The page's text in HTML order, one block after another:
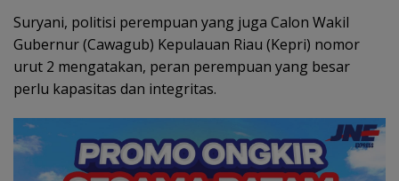
Suryani, politisi perempuan yang juga Calon Wakil
Gubernur (Cawagub) Kepulauan Riau (Kepri) nomor
urut 2 mengatakan, peran perempuan yang besar
perlu kapasitas dan integritas.